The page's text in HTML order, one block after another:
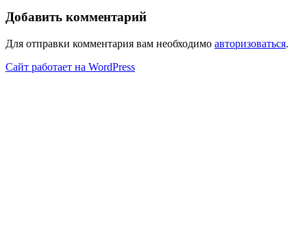
Добавить комментарий
Для отправки комментария вам необходимо авторизоваться.
Сайт работает на WordPress